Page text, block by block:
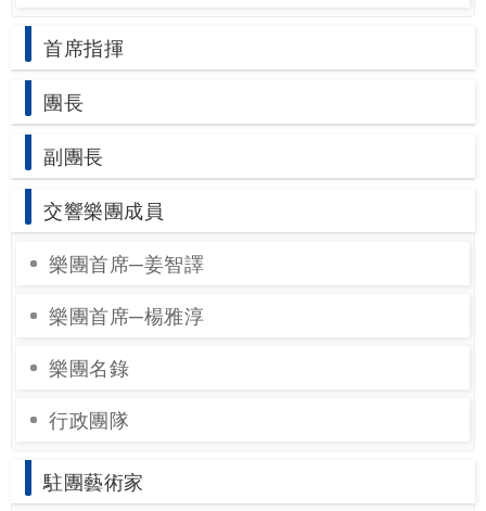
站
導
覽
English
陳
情
系
統
雙
語
詞
首席指揮
團長
副團長
交響樂團成員
樂團首席─姜智譯
樂團首席─楊雅淳
樂團名錄
行政團隊
駐團藝術家